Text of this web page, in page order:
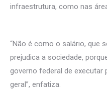
infraestrutura, como nas
“Não é como o salário, que
prejudica a sociedade,
governo federal de executar
geral”, enfatiza.